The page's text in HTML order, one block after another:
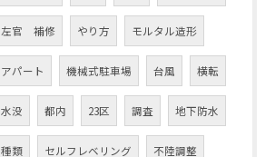
左官 補修 やり方 モルタル造形
アパート 機械式駐車場 台風 横転
水没 都内 23区 調査 地下防水
種類 セルフレベリング 不陸調整